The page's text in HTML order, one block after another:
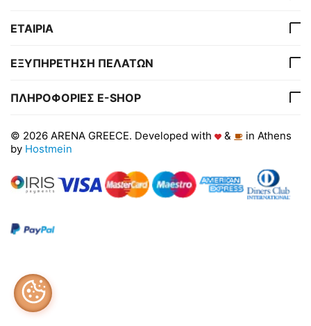
ΕΤΑΙΡΙΑ
ΕΞΥΠΗΡΕΤΗΣΗ ΠΕΛΑΤΩΝ
ΠΛΗΡΟΦΟΡΙΕΣ E-SHOP
© 2026 ARENA GREECE. Developed with &
in Athens
by Hostmein